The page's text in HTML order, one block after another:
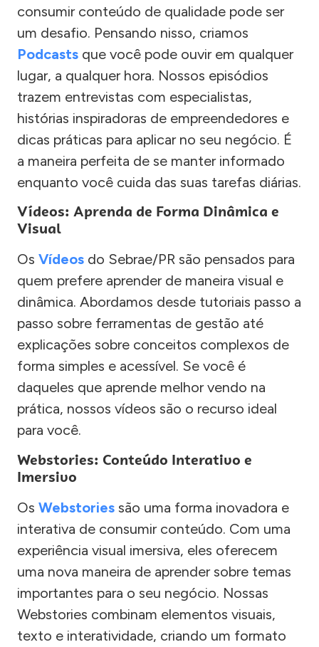
consumir conteúdo de qualidade pode ser
um desafio. Pensando nisso, criamos
Podcasts que você pode ouvir em qualquer
lugar, a qualquer hora. Nossos episódios
trazem entrevistas com especialistas,
histórias inspiradoras de empreendedores e
dicas práticas para aplicar no seu negócio. É
a maneira perfeita de se manter informado
enquanto você cuida das suas tarefas diárias.
Vídeos: Aprenda de Forma Dinâmica e
Visual
Os Vídeos do Sebrae/PR são pensados para
quem prefere aprender de maneira visual e
dinâmica. Abordamos desde tutoriais passo a
passo sobre ferramentas de gestão até
explicações sobre conceitos complexos de
forma simples e acessível. Se você é
daqueles que aprende melhor vendo na
prática, nossos vídeos são o recurso ideal
para você.
Webstories: Conteúdo Interativo e
Imersivo
Os Webstories são uma forma inovadora e
interativa de consumir conteúdo. Com uma
experiência visual imersiva, eles oferecem
uma nova maneira de aprender sobre temas
importantes para o seu negócio. Nossas
Webstories combinam elementos visuais,
texto e interatividade, criando um formato